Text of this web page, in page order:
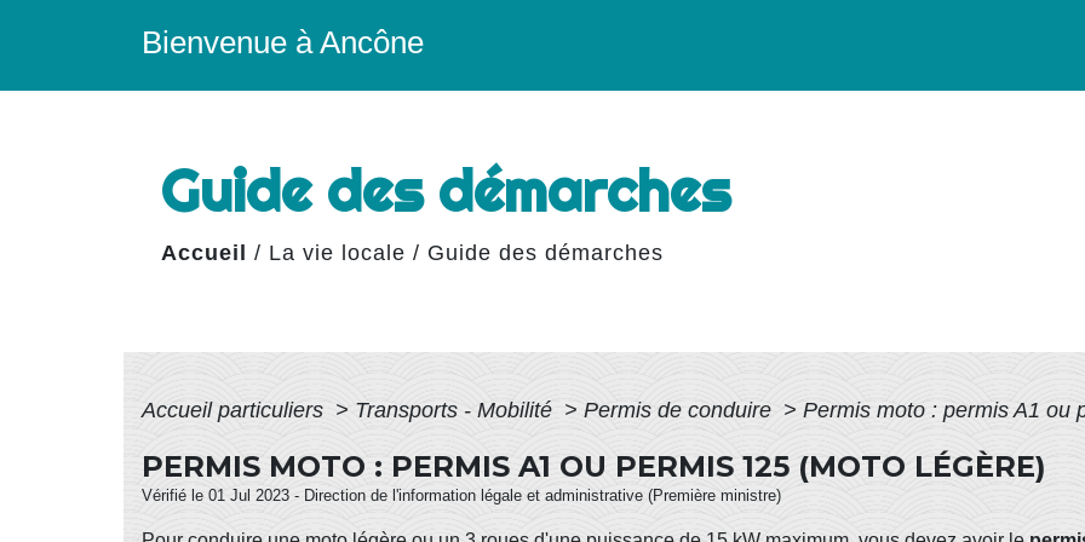
Bienvenue à Ancône
Guide des démarches
Accueil / La vie locale / Guide des démarches
Accueil particuliers > Transports - Mobilité > Permis de conduire > Permis moto : permis A1 ou
PERMIS MOTO : PERMIS A1 OU PERMIS 125 (MOTO LÉGÈRE)
Vérifié le 01 Jul 2023 - Direction de l'information légale et administrative (Première ministre)